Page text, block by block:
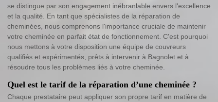
se distingue par son engagement inébranlable envers l'excellence
et la qualité. En tant que spécialistes de la réparation de
cheminées, nous comprenons l'importance cruciale de maintenir
votre cheminée en parfait état de fonctionnement. C'est pourquoi
nous mettons à votre disposition une équipe de couvreurs
qualifiés et expérimentés, prêts à intervenir à Bagnolet et à
résoudre tous les problèmes liés à votre cheminée.
Quel est le tarif de la réparation d’une cheminée ?
Chaque prestataire peut appliquer son propre tarif en matière de